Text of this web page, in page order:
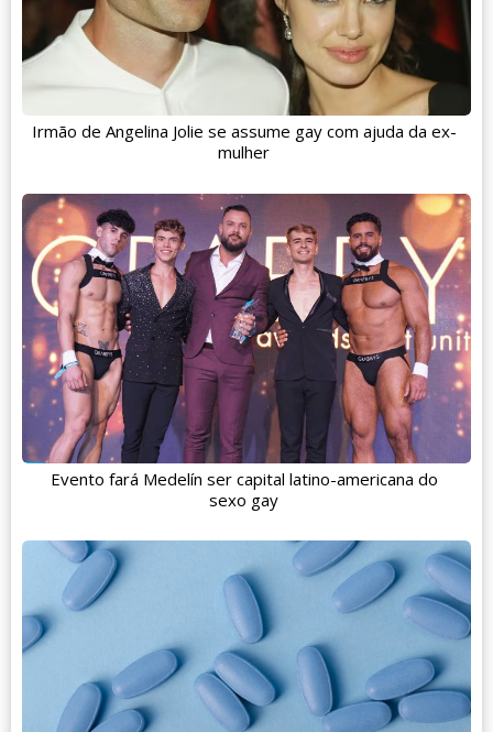
Irmão de Angelina Jolie se assume gay com ajuda da ex-
mulher
Evento fará Medelín ser capital latino-americana do
sexo gay